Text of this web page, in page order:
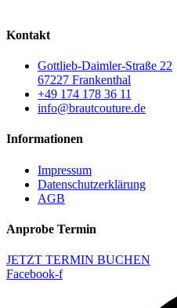
Kontakt
Gottlieb-Daimler-Straße 22
67227 Frankenthal
+49 174 178 36 11
info@brautcouture.de
Informationen
Impressum
Datenschutzerklärung
AGB
Anprobe Termin
JETZT TERMIN BUCHEN
Facebook-f